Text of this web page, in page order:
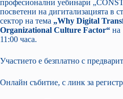
професионални уебинари
посветени на дигитализацията в
сектор на тема „Why Digital
Organizational Culture Factor“ на
11:00 часа.
Участието е безплатно с
Онлайн събитие, с линк за